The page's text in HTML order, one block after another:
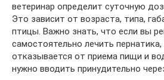
ветеринар определит суточную
Это зависит от возраста, типа,
птицы. Важно знать, что если вы
самостоятельно лечить
отказывается от приема пищи и
нужно вводить принудительно